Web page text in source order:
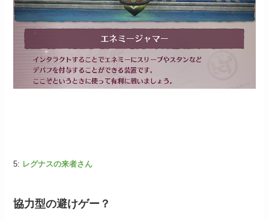
5: レグナスの来者さん
協力型の避けゲー？